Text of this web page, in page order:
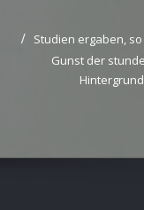
Studien ergaben,
Gunst der